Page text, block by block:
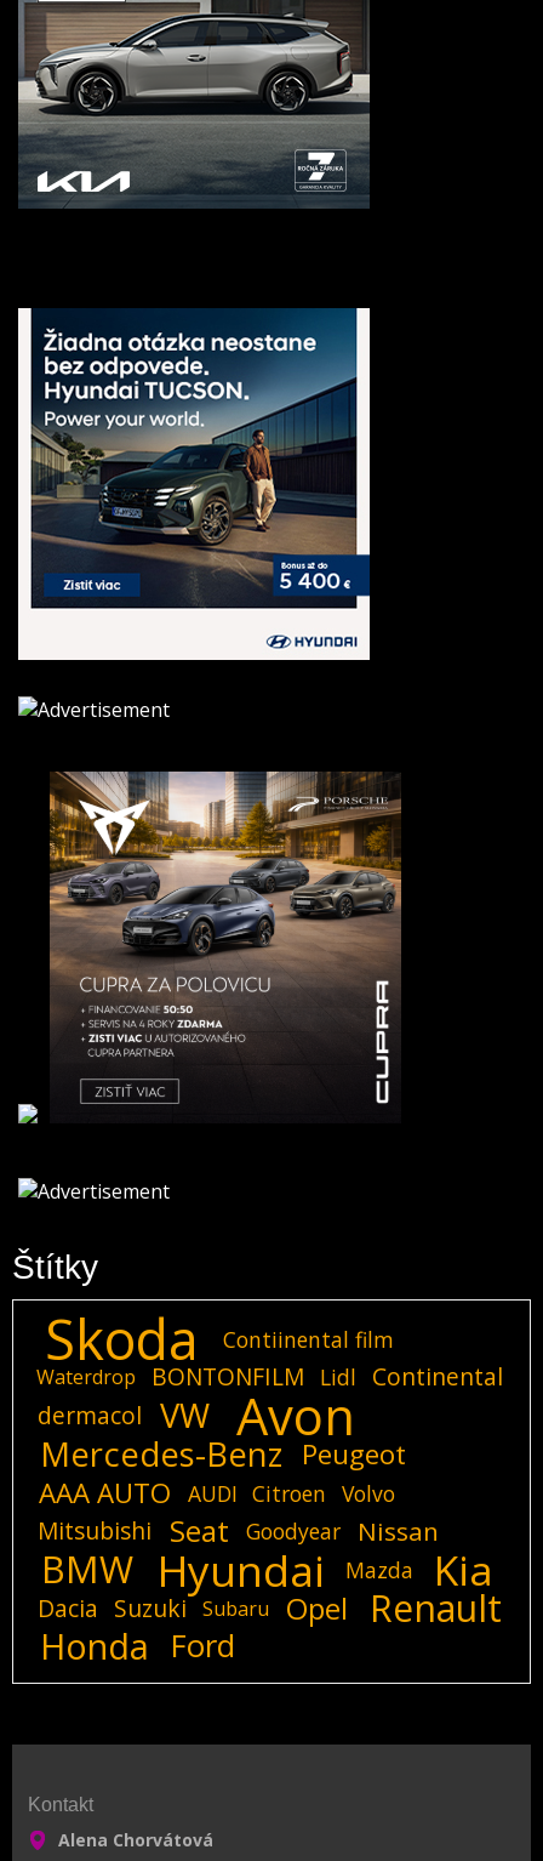
Štítky
Skoda Contiinental film
Waterdrop BONTONFILM Lidl
Continental
dermacol
VW Avon
Mercedes-Benz
Peugeot
AAA AUTO
AUDI Citroen Volvo
Mitsubishi Seat Goodyear Nissan
BMW Hyundai Mazda Kia
Dacia Suzuki Subaru Opel Renault
Honda Ford
Kontakt
Alena Chorvátová